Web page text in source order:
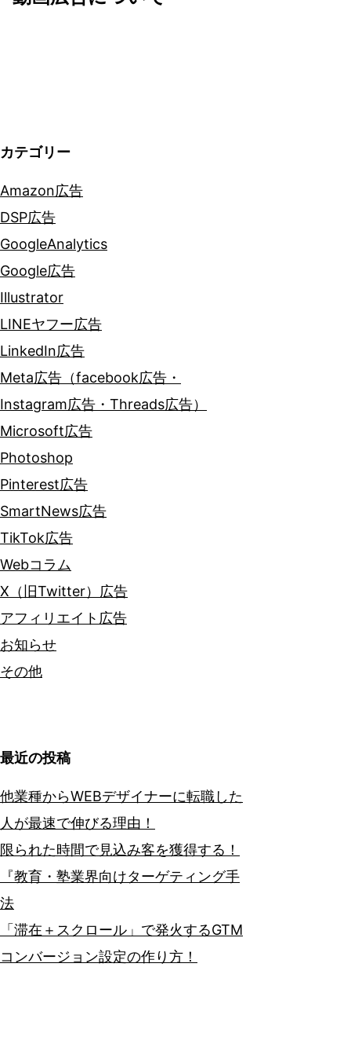
ン
カテゴリー
Amazon広告
DSP広告
GoogleAnalytics
Google広告
Illustrator
LINEヤフー広告
LinkedIn広告
Meta広告（facebook広告・
Instagram広告・Threads広告）
Microsoft広告
Photoshop
Pinterest広告
SmartNews広告
TikTok広告
Webコラム
X（旧Twitter）広告
アフィリエイト広告
お知らせ
その他
最近の投稿
他業種からWEBデザイナーに転職した
人が最速で伸びる理由！
限られた時間で見込み客を獲得する！
『教育・塾業界向けターゲティング手
法
「滞在＋スクロール」で発火するGTM
コンバージョン設定の作り方！